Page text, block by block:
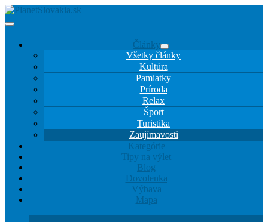
Články
Všetky články
Kultúra
Pamiatky
Príroda
Relax
Šport
Turistika
Zaujímavosti
Kategórie
Tipy na výlet
Blog
Dovolenka
Výbava
Mapa